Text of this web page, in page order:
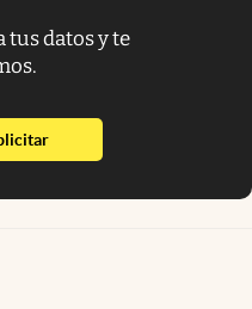
tus datos y te
abre en nueva pestaña